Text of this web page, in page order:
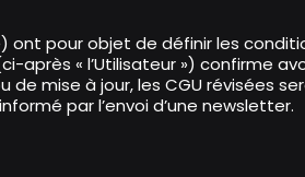
ont pour objet de définir les
après « l’Utilisateur ») confirme
de mise à jour, les CGU révisées
par l’envoi d’une newsletter.